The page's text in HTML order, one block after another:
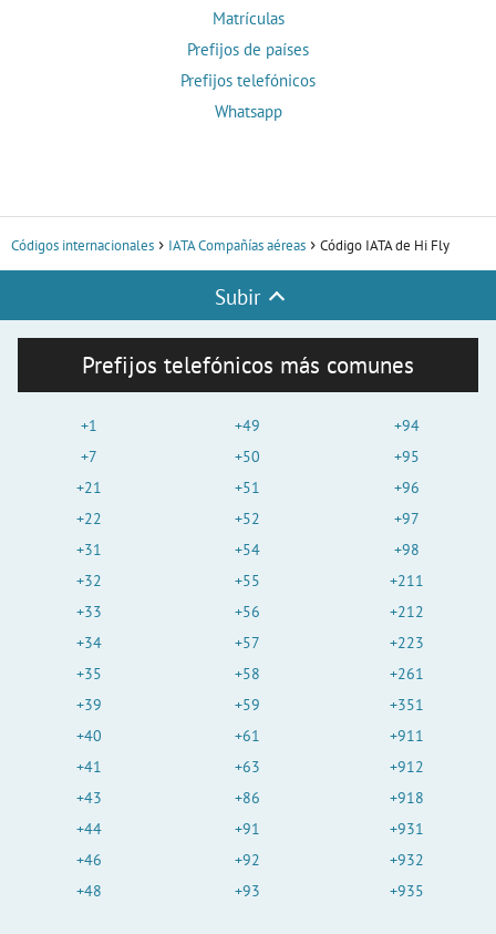
Matrículas
Prefijos de países
Prefijos telefónicos
Whatsapp
Códigos internacionales IATA Compañías aéreas Código IATA de Hi Fly
Subir
Prefijos telefónicos más comunes
+1
+7
+21
+22
+31
+32
+33
+34
+35
+39
+40
+41
+43
+44
+46
+48
+49
+50
+51
+52
+54
+55
+56
+57
+58
+59
+61
+63
+86
+91
+92
+93
+94
+95
+96
+97
+98
+211
+212
+223
+261
+351
+911
+912
+918
+931
+932
+935